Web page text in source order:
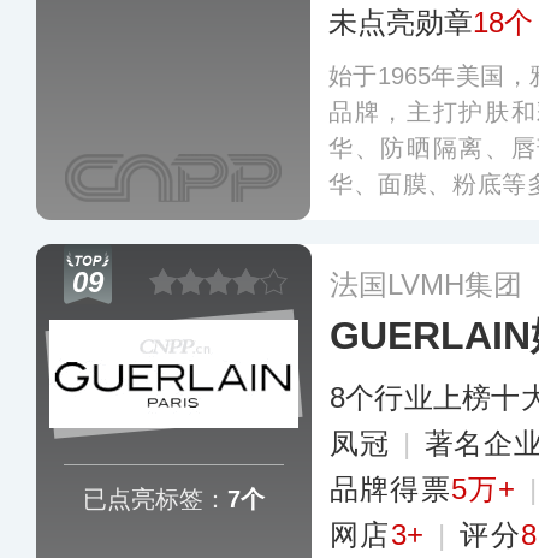
未点亮勋章18个
始于1965年美国
品牌，主打护肤
华、防晒隔离、
华、面膜、粉底等
费者的喜爱和信赖
09
已点亮标签： 7个
法国LVMH集团
8个行业上榜十
凤冠 | 著名企
品牌得票5万+
网店3+ | 评分